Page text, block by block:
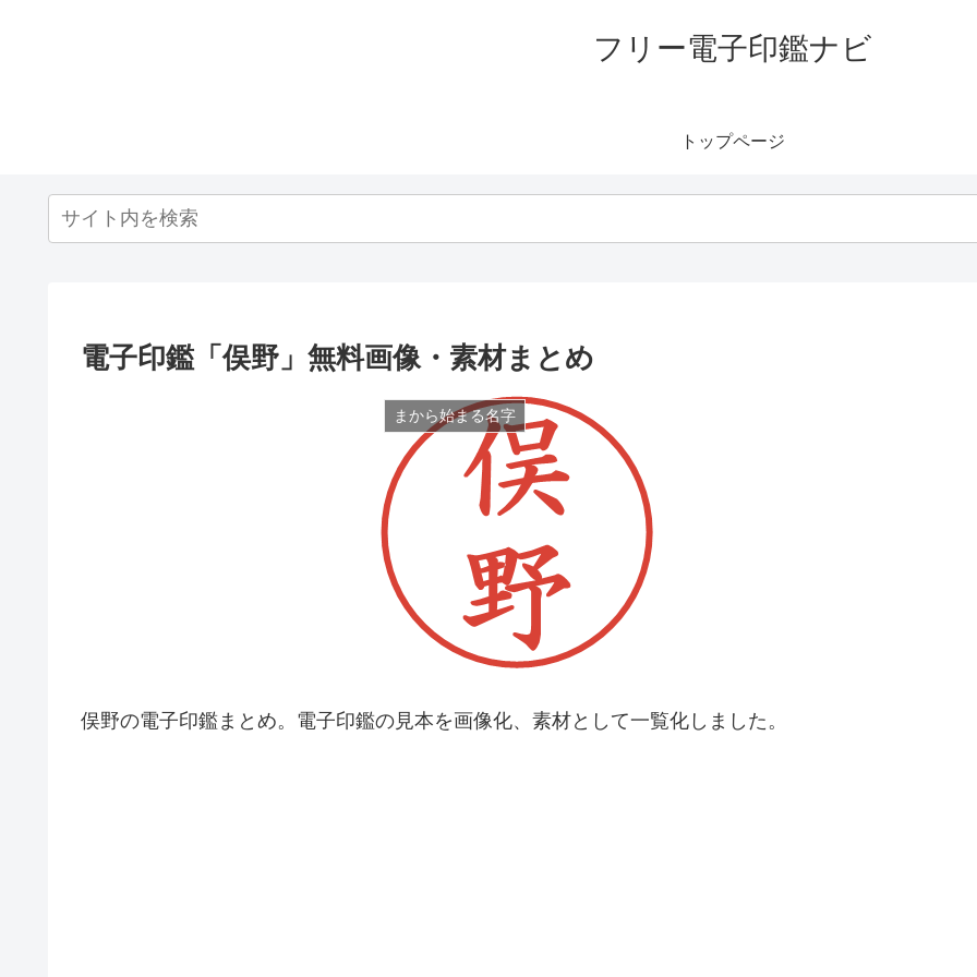
フリー電子印鑑ナビ
トップページ
電子印鑑「俣野」無料画像・素材まとめ
まから始まる名字
俣野の電子印鑑まとめ。電子印鑑の見本を画像化、素材として一覧化しました。